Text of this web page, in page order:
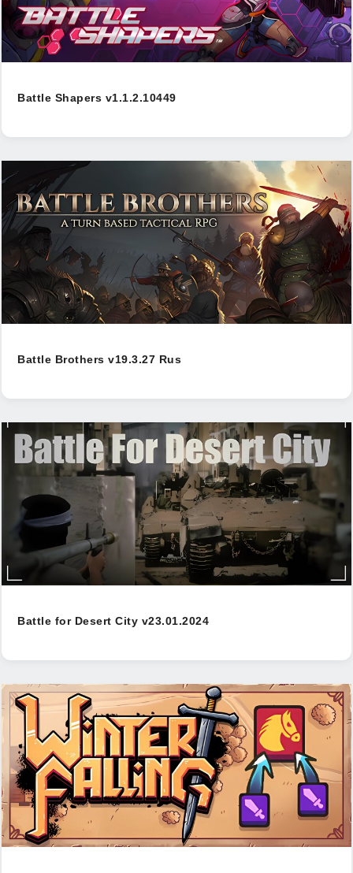
Battle Shapers v1.1.2.10449
Battle Brothers v19.3.27 Rus
Battle for Desert City v23.01.2024